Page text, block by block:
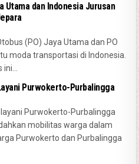
Utama dan Indonesia Jurusan
(PO) Jaya Utama dan PO
moda transportasi di Indonesia.
Purwokerto-Purbalingga
Purwokerto-Purbalingga
mobilitas warga dalam
Purwokerto dan Purbalingga